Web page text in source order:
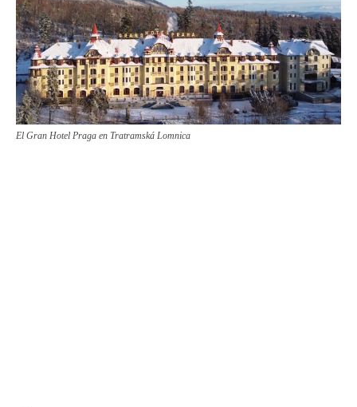
El Gran Hotel Praga en Tratramská Lomnica